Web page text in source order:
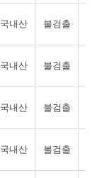
국내산 불검출
국내산 불검출
국내산 불검출
국내산 불검출